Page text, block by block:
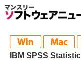
IBM SPSS